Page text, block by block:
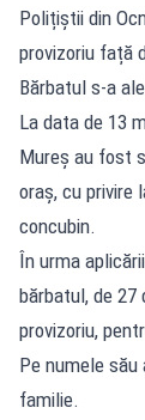
Polițiștii din
provizoriu față
Bărbatul s-a
La data de 13
Mureș au fost
oraș, cu
concubin.
În urma
bărbatul, de 27
provizoriu,
Pe numele
familie.